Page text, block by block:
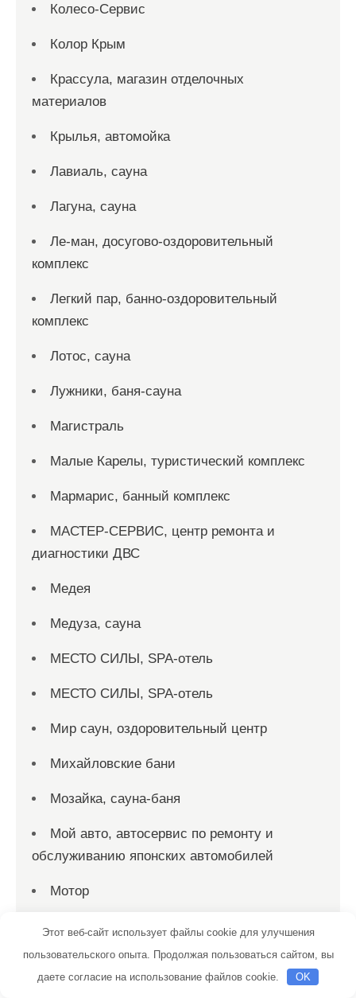
Колесо-Сервис
Колор Крым
Крассула, магазин отделочных
материалов
Крылья, автомойка
Лавиаль, сауна
Лагуна, сауна
Ле-ман, досугово-оздоровительный
комплекс
Легкий пар, банно-оздоровительный
комплекс
Лотос, сауна
Лужники, баня-сауна
Магистраль
Малые Карелы, туристический комплекс
Мармарис, банный комплекс
МАСТЕР-СЕРВИС, центр ремонта и
диагностики ДВС
Медея
Медуза, сауна
МЕСТО СИЛЫ, SPA-отель
МЕСТО СИЛЫ, SPA-отель
Мир саун, оздоровительный центр
Михайловские бани
Мозайка, сауна-баня
Мой авто, автосервис по ремонту и
обслуживанию японских автомобилей
Мотор
На кольце, автомоечный комплекс
На Пристанской, гостиничный комплекс
Этот веб-сайт использует файлы cookie для улучшения
пользовательского опыта. Продолжая пользоваться сайтом, вы
даете согласие на использование файлов cookie.
OK